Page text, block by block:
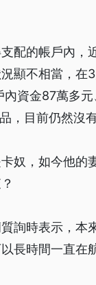
配的帳戶內，
顯不相當，在
資金87萬多
，目前仍然沒有
奴，如今他的
詢時表示，本
長時間一直在